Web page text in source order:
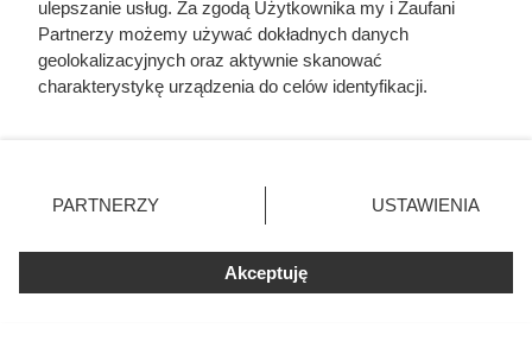
ulepszanie usług. Za zgodą Użytkownika my i Zaufani
Partnerzy możemy używać dokładnych danych
geolokalizacyjnych oraz aktywnie skanować
charakterystykę urządzenia do celów identyfikacji.
zmienić/wycofać klikając przycisk ustawień prywatności
znajdujący się w lewym dolnym rogu strony. Niektóre
użytkownika, ale masz prawo sprzeciwić się takiemu
przetwarzaniu. Preferencje będą miały zastosowania tylko
PARTNERZY USTAWIENIA
Akceptuję